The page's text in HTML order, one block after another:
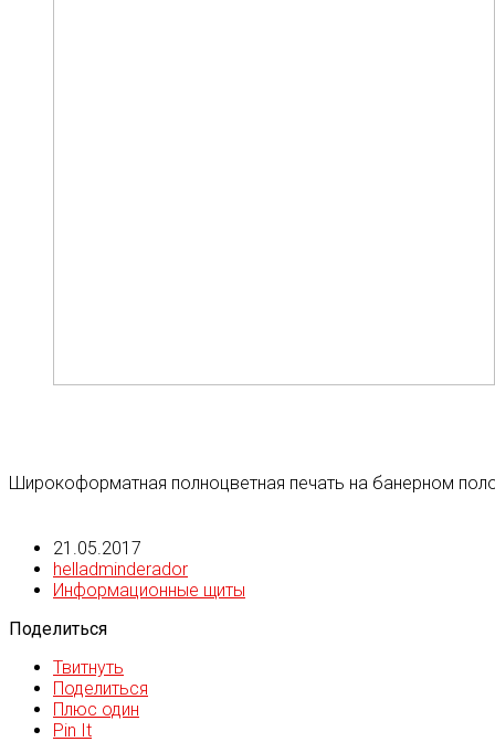
Широкоформатная полноцветная печать на банерном
21.05.2017
helladminderador
Информационные щиты
Поделиться
Твитнуть
Поделиться
Плюс один
Pin It